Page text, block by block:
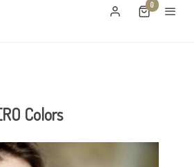
0
Colors